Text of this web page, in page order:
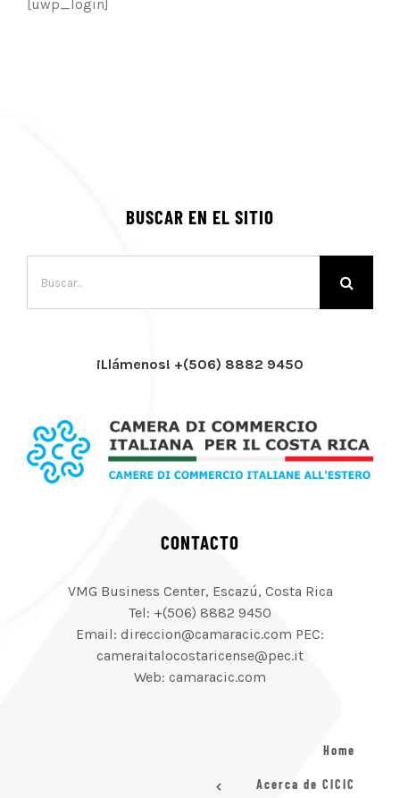
[uwp_login]
BUSCAR EN EL SITIO
¡Llámenos! +(506) 8882 9450
CONTACTO
VMG Business Center, Escazú, Costa Rica
Tel: +(506) 8882 9450
Email: direccion@camaracic.com PEC:
cameraitalocostaricense@pec.it
Web: camaracic.com
Home
Acerca de CICIC